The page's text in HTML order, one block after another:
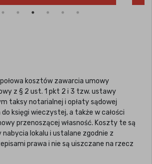
kosztów zawarcia umowy
z § 2 ust. 1 pkt 2 i 3 tzw. ustawy
taksy notarialnej i opłaty sądowej
księgi wieczystej, a także w całości
przenoszącej własność. Koszty te są
nabycia lokalu i ustalane zgodnie z
prawa i nie są uiszczane na rzecz